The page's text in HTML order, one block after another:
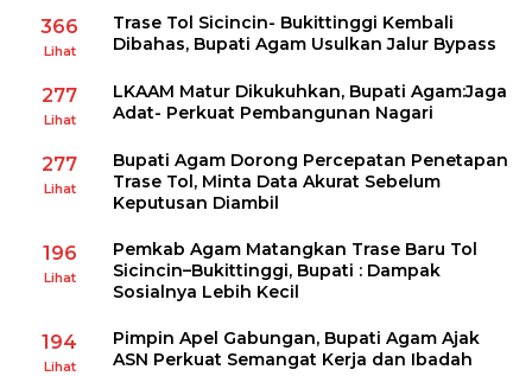
366
Lihat
Trase Tol Sicincin- Bukittinggi Kembali
Dibahas, Bupati Agam Usulkan Jalur Bypass
277
Lihat
LKAAM Matur Dikukuhkan, Bupati Agam:Jaga
Adat- Perkuat Pembangunan Nagari
277
Lihat
Bupati Agam Dorong Percepatan Penetapan
Trase Tol, Minta Data Akurat Sebelum
Keputusan Diambil
196
Lihat
Pemkab Agam Matangkan Trase Baru Tol
Sicincin–Bukittinggi, Bupati : Dampak
Sosialnya Lebih Kecil
194
Lihat
Pimpin Apel Gabungan, Bupati Agam Ajak
ASN Perkuat Semangat Kerja dan Ibadah